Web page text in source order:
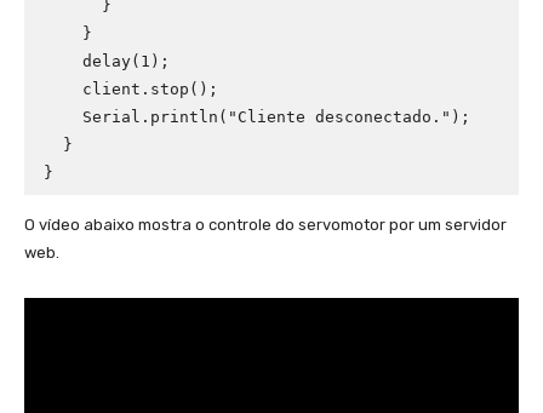
}
O vídeo abaixo mostra o controle do servomotor por um servidor
web.